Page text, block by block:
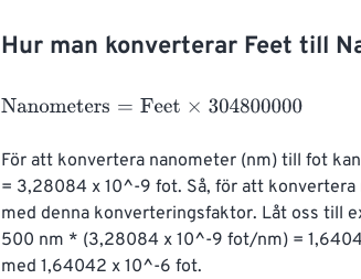
Hur man konverterar Feet till
Nanometers= Feet×304800000
För att konvertera nanometer (nm) till fot
= 3,28084 x 10^-9 fot. Så, för att
med denna konverteringsfaktor. Låt oss till
500 nm * (3,28084 x 10^-9 fot/nm) =
med 1,64042 x 10^-6 fot.